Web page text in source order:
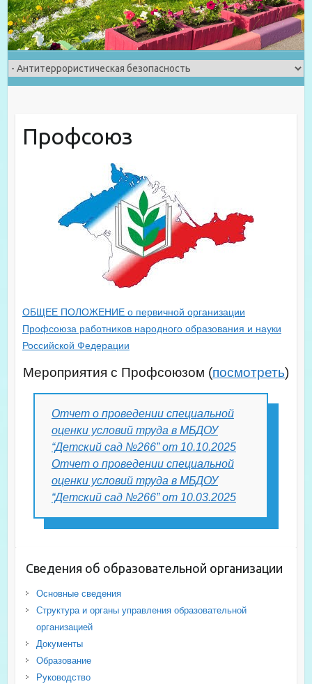
Профсоюз
ОБЩЕЕ ПОЛОЖЕНИЕ о первичной организации
Профсоюза работников народного образования и науки
Российской Федерации
Мероприятия с Профсоюзом (посмотреть)
Отчет о проведении специальной
оценки условий труда в МБДОУ
“Детский сад №266” от 10.10.2025
Отчет о проведении специальной
оценки условий труда в МБДОУ
“Детский сад №266” от 10.03.2025
Сведения об образовательной организации
Основные сведения
Структура и органы управления образовательной
организацией
Документы
Образование
Руководство